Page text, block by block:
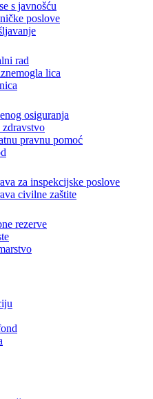
s javnošću
poslove
rad
lica
osiguranja
pravnu pomoć
za inspekcijske poslove
civilne zaštite
rezerve